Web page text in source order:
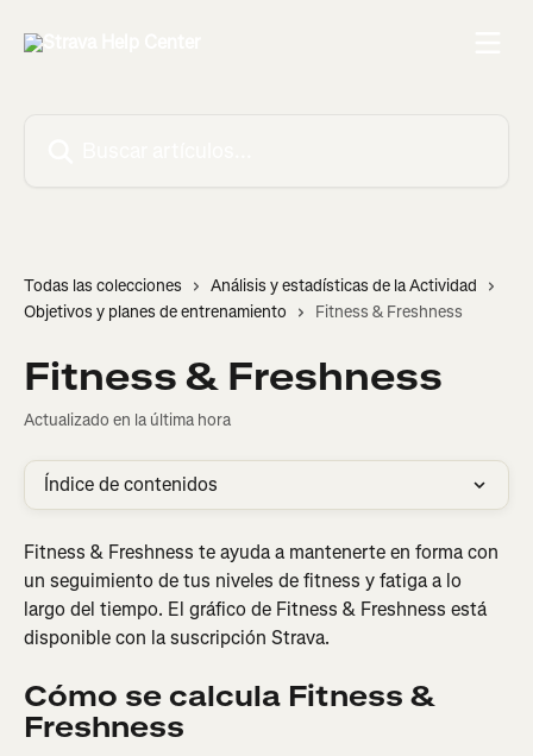
Todas las colecciones
Análisis y estadísticas de la Actividad
Objetivos y planes de entrenamiento
Fitness & Freshness
Fitness & Freshness
Actualizado en la última hora
Índice de contenidos
Fitness & Freshness te ayuda a mantenerte en forma con
un seguimiento de tus niveles de fitness y fatiga a lo
largo del tiempo. El gráfico de Fitness & Freshness está
disponible con la suscripción Strava.
Cómo se calcula Fitness &
Freshness